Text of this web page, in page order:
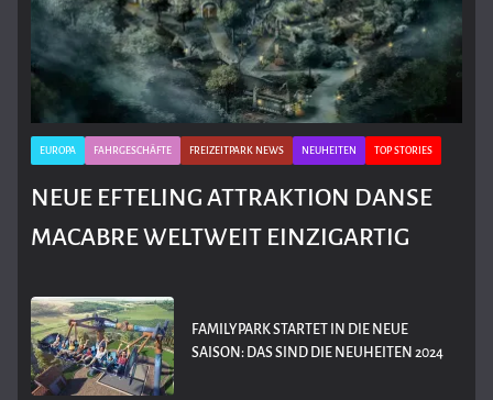
EUROPA FAHRGESCHÄFTE FREIZEITPARK NEWS NEUHEITEN TOP STORIES
NEUE EFTELING ATTRAKTION DANSE
MACABRE WELTWEIT EINZIGARTIG
FAMILYPARK STARTET IN DIE NEUE
SAISON: DAS SIND DIE NEUHEITEN 2024